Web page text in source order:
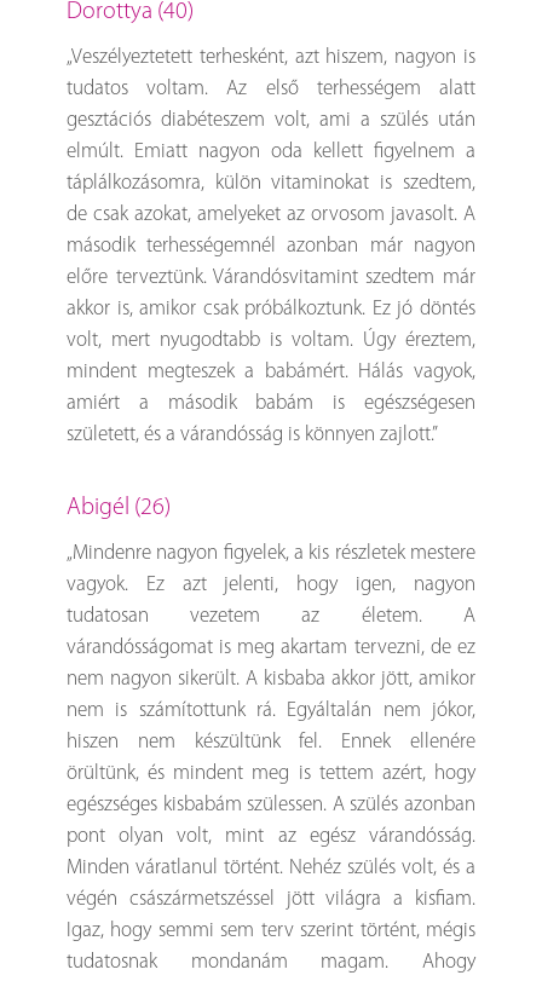
Dorottya (40)
„Veszélyeztetett terhesként, azt hiszem, nagyon is
tudatos voltam. Az első terhességem alatt
gesztációs diabéteszem volt, ami a szülés után
elmúlt. Emiatt nagyon oda kellett figyelnem a
táplálkozásomra, külön vitaminokat is szedtem,
de csak azokat, amelyeket az orvosom javasolt. A
második terhességemnél azonban már nagyon
előre terveztünk. Várandósvitamint szedtem már
akkor is, amikor csak próbálkoztunk. Ez jó döntés
volt, mert nyugodtabb is voltam. Úgy éreztem,
mindent megteszek a babámért. Hálás vagyok,
amiért a második babám is egészségesen
született, és a várandósság is könnyen zajlott.”
Abigél (26)
„Mindenre nagyon figyelek, a kis részletek mestere
vagyok. Ez azt jelenti, hogy igen, nagyon
tudatosan vezetem az életem. A
várandósságomat is meg akartam tervezni, de ez
nem nagyon sikerült. A kisbaba akkor jött, amikor
nem is számítottunk rá. Egyáltalán nem jókor,
hiszen nem készültünk fel. Ennek ellenére
örültünk, és mindent meg is tettem azért, hogy
egészséges kisbabám szülessen. A szülés azonban
pont olyan volt, mint az egész várandósság.
Minden váratlanul történt. Nehéz szülés volt, és a
végén császármetszéssel jött világra a kisfiam.
Igaz, hogy semmi sem terv szerint történt, mégis
tudatosnak mondanám magam. Ahogy